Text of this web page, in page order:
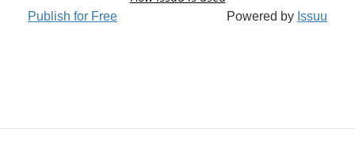
Powered byIssuu
Publish for Free